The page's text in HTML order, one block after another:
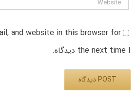
and website in this browser for
the next time I دیدگاه.